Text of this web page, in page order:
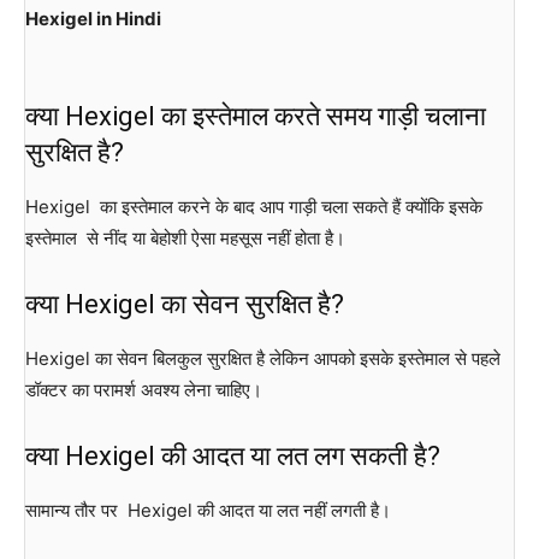
Hexigel in Hindi
क्या Hexigel का इस्तेमाल करते समय गाड़ी चलाना
सुरक्षित है?
Hexigel का इस्तेमाल करने के बाद आप गाड़ी चला सकते हैं क्योंकि इसके
इस्तेमाल से नींद या बेहोशी ऐसा महसूस नहीं होता है।
क्या Hexigel का सेवन सुरक्षित है?
Hexigel का सेवन बिलकुल सुरक्षित है लेकिन आपको इसके इस्तेमाल से पहले
डॉक्टर का परामर्श अवश्य लेना चाहिए।
क्या Hexigel की आदत या लत लग सकती है?
सामान्य तौर पर Hexigel की आदत या लत नहीं लगती है।